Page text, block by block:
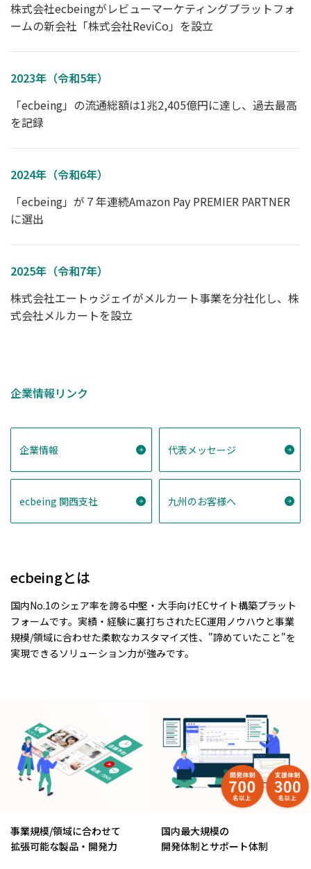
株式会社ecbeingがレビューマーケティングプラットフォ
ームの新会社「株式会社ReviCo」を設立
2023年（令和5年）
「ecbeing」の流通総額は1兆2,405億円に達し、過去最高
を記録
2024年（令和6年）
「ecbeing」が７年連続Amazon Pay PREMIER PARTNER
に選出
2025年（令和7年）
株式会社エートゥジェイがメルカート事業を分社化し、株
式会社メルカートを設立
企業情報リンク
企業情報 代表メッセージ
ecbeing 関西支社 九州のお客様へ
ecbeingとは
国内No.1のシェア率を誇る中堅・大手向けECサイト構築プラット
フォームです。実績・経験に裏打ちされたEC運用ノウハウと事業
規模/領域に合わせた柔軟なカスタマイズ性、"諦めていたこと"を
実現できるソリューション力が強みです。
事業規模/領域に合わせて
拡張可能な製品・開発力
国内最大規模の
開発体制とサポート体制